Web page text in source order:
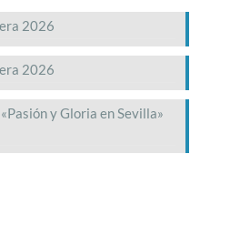
2026
2026
y Gloria en Sevilla»